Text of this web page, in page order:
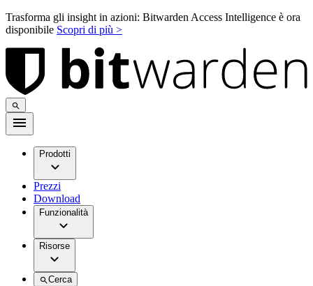
Trasforma gli insight in azioni: Bitwarden Access Intelligence è ora
disponibile Scopri di più >
Prodotti
Prezzi
Download
Funzionalità
Risorse
Cerca